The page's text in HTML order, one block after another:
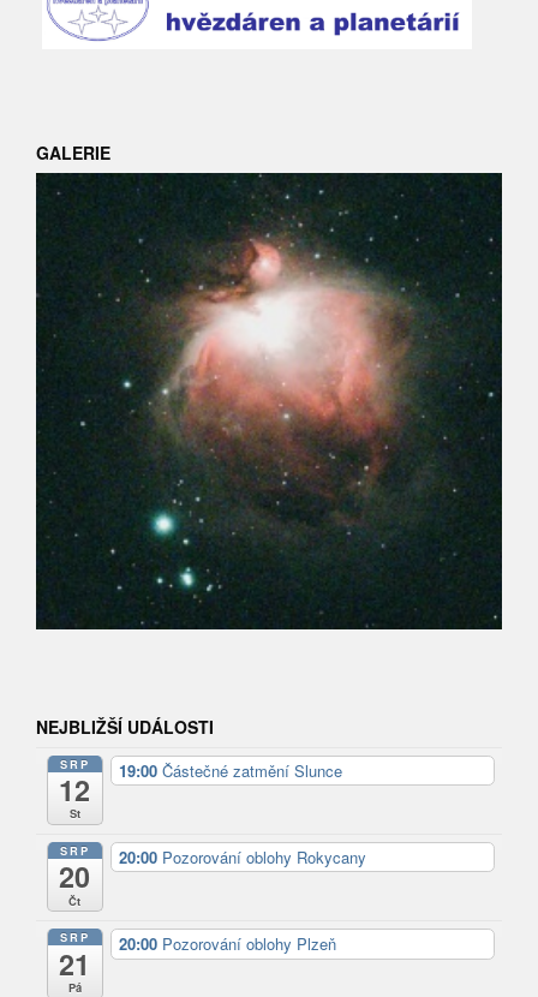
GALERIE
NEJBLIŽŠÍ UDÁLOSTI
SRP
12
St
19:00 Částečné zatmění Slunce
SRP
20
Čt
20:00 Pozorování oblohy Rokycany
SRP
21
Pá
20:00 Pozorování oblohy Plzeň